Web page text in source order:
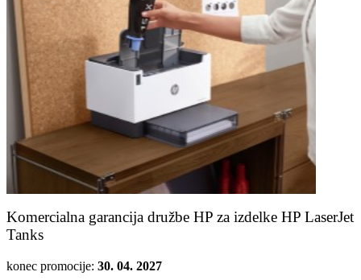
Komercialna garancija družbe HP za izdelke HP LaserJet
Tanks
konec promocije: 30. 04. 2027